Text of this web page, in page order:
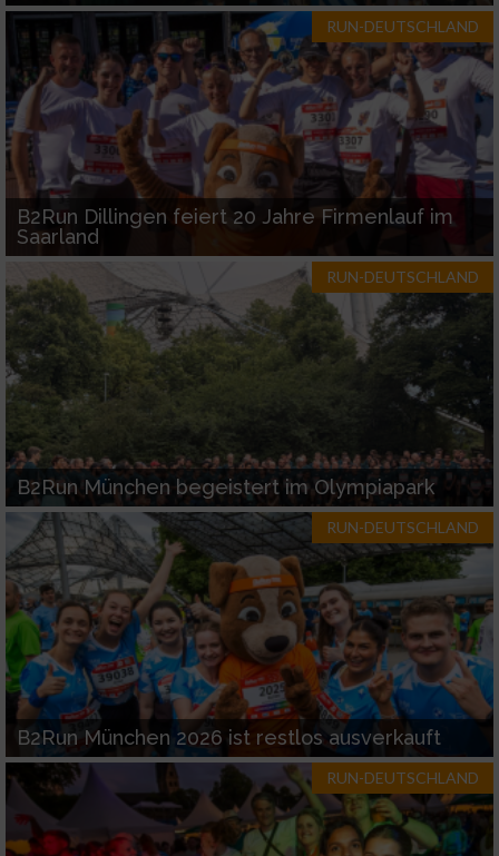
RUN-DEUTSCHLAND
B2Run Dillingen feiert 20 Jahre Firmenlauf im
Saarland
RUN-DEUTSCHLAND
B2Run München begeistert im Olympiapark
RUN-DEUTSCHLAND
B2Run München 2026 ist restlos ausverkauft
RUN-DEUTSCHLAND
Notwendig
Performance
Funktional
Werbung